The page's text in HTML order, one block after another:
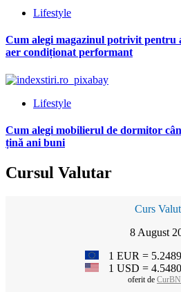
Lifestyle
Cum alegi magazinul potrivit pentru
aer condiționat performant
Lifestyle
Cum alegi mobilierul de dormitor
țină ani buni
Cursul Valutar
Curs
8 August
1 EUR =
1 USD =
oferit de